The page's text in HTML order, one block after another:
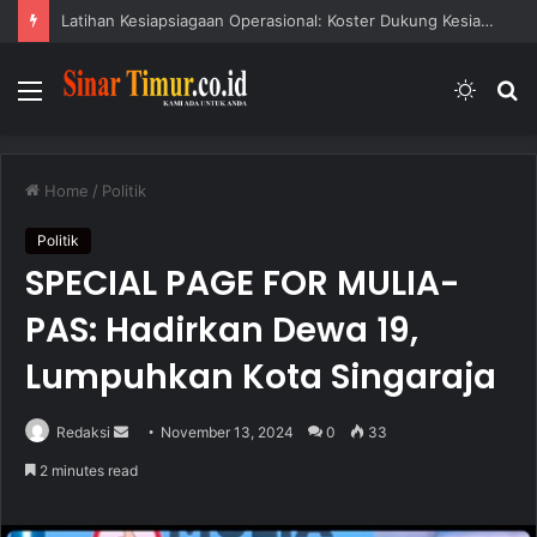
Latihan Kesiapsiagaan Operasional: Koster Dukung Kesiapsiagaan Bencana
Menu
Switch
Home / Politik
Politik
SPECIAL PAGE FOR MULIA-
PAS: Hadirkan Dewa 19,
Lumpuhkan Kota Singaraja
Redaksi
e
November 13, 2024 0 33
2 minutes read